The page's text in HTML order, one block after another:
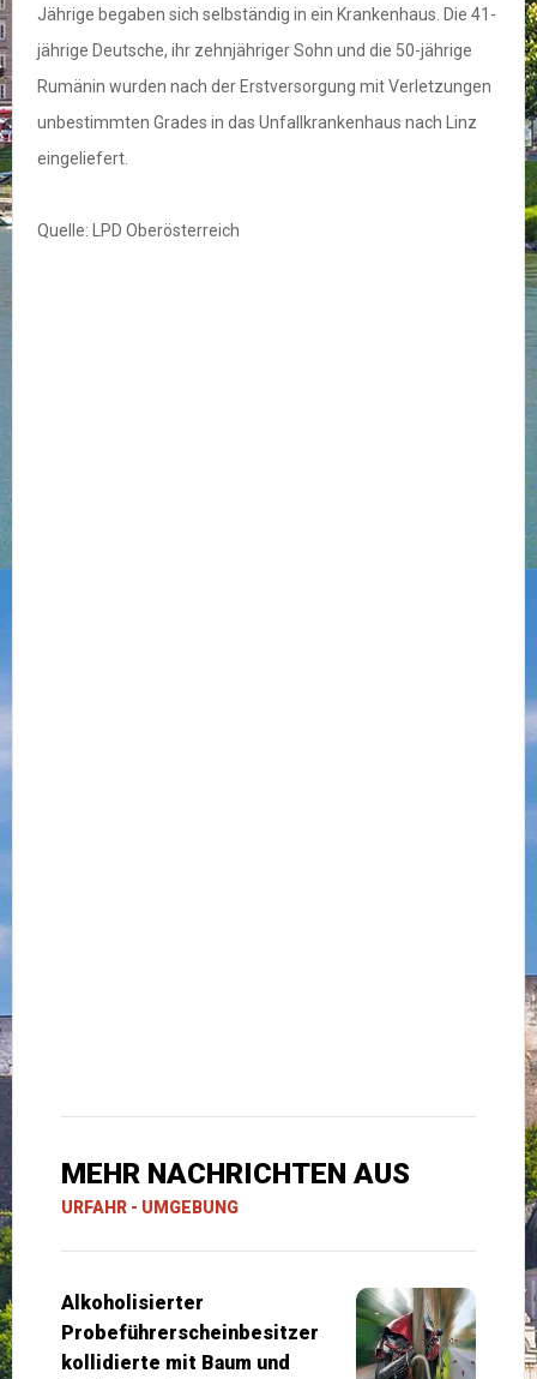
Jährige begaben sich selbständig in ein Krankenhaus. Die 41-
jährige Deutsche, ihr zehnjähriger Sohn und die 50-jährige
Rumänin wurden nach der Erstversorgung mit Verletzungen
unbestimmten Grades in das Unfallkrankenhaus nach Linz
eingeliefert.
Quelle: LPD Oberösterreich
MEHR NACHRICHTEN AUS
URFAHR - UMGEBUNG
Alkoholisierter
Probeführerscheinbesitzer
kollidierte mit Baum und